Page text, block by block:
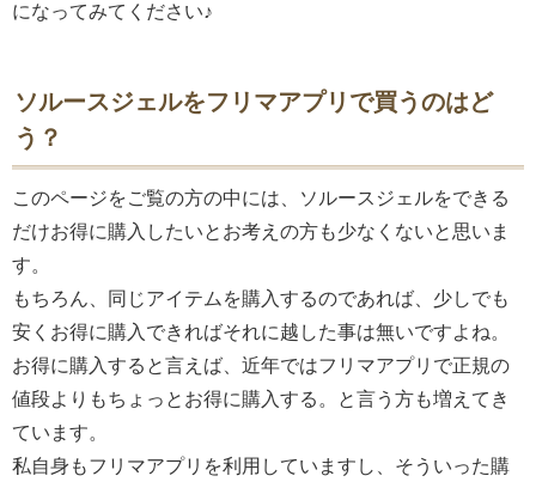
になってみてください♪
ソルースジェルをフリマアプリで買うのはど
う？
このページをご覧の方の中には、ソルースジェルをできる
だけお得に購入したいとお考えの方も少なくないと思いま
す。
もちろん、同じアイテムを購入するのであれば、少しでも
安くお得に購入できればそれに越した事は無いですよね。
お得に購入すると言えば、近年ではフリマアプリで正規の
値段よりもちょっとお得に購入する。と言う方も増えてき
ています。
私自身もフリマアプリを利用していますし、そういった購